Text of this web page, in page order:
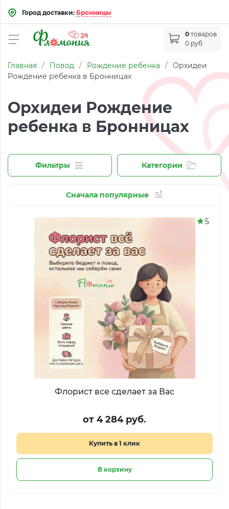
Город доставки: Бронницы
0 товаров
0 руб.
Главная / Повод / Рождение ребенка / Орхидеи
Рождение ребенка в Бронницах
Орхидеи Рождение
ребенка в Бронницах
Фильтры Категории
Сначала популярные
Флорист все сделает за Вас
от 4 284 руб.
Купить в 1 клик
В корзину
5